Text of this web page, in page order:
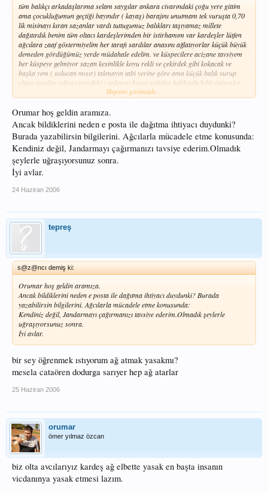
tüm balıkçı arkadaşlarıma selam saygılar ankara civarındaki çoğu yere gittim
ama çocukluğumun geçtiği bayındır ( kayaş) barajını unutmam tek vuruşta 0,70
lik misinayı kıran sazanlar vardı tuttugumuz balıkları taşıyamaz millete
dağıtırdık benim tüm oltacı kardeşlerimden bir istirhamım var kardeşler lütfen
ağcılara zaaf göstermiyelim her tarafı sardılar anasını ağlatıyorlar küçük büyük
demeden gördüğümüz yerde müdahale edelim. ve küspecilere acizane tavsiyem
her küspeye gelmiyor sazan kesinlikle koyu rekli ve çekirdek gibi kokacak ve
başka yem ( solucan mısır) takmayın tabi yerine göre ama küçük balık vurup
oltayı mındar ediyo çevredeki ( ankara) baraj göletler hakkında bilği istiyenler
orumar06@gmail.comhepinize rastğele iğneniz keskin
Hepsini görüntüle...
Orumar hoş geldin aramıza.
Ancak bildiklerini neden e posta ile dağıtma ihtiyacı duydunki?
Burada yazabilirsin bilgilerini. Ağcılarla mücadele etme konusunda:
Kendiniz değil, Jandarmayı çağırmanızı tavsiye ederim.Olmadık
şeylerle uğraşıyorsunuz sonra.
İyi avlar.
24 Haziran 2006
tepreş
s@z@ncı demiş ki:
Orumar hoş geldin aramıza.
Ancak bildiklerini neden e posta ile dağıtma ihtiyacı duydunki? Burada
yazabilirsin bilgilerini. Ağcılarla mücadele etme konusunda:
Kendiniz değil, Jandarmayı çağırmanızı tavsiye ederim.Olmadık şeylerle
uğraşıyorsunuz sonra.
İyi avlar.
bir sey öğrenmek ıstıyorum ağ atmak yasakmı?
mesela cataören dodurga sarıyer hep ağ atarlar
25 Haziran 2006
orumar
ömer yılmaz özcan
biz olta avcılarıyız kardeş ağ elbette yasak en başta insanın
vicdanınya yasak etmesi lazım.